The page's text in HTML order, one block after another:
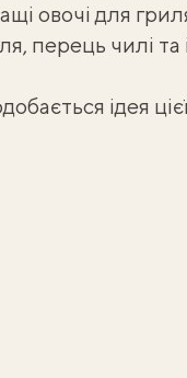
овочі для
перець чилі та
ідея